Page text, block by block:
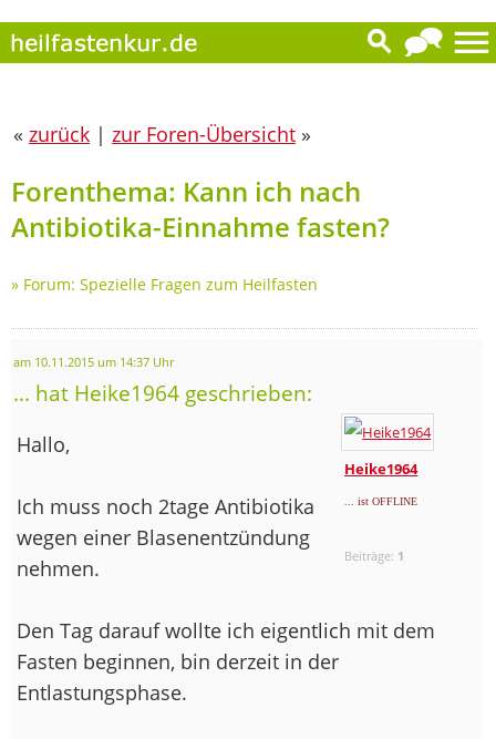
« zurück | zur Foren-Übersicht »
Forenthema: Kann ich nach
Antibiotika-Einnahme fasten?
» Forum: Spezielle Fragen zum Heilfasten
am 10.11.2015 um 14:37 Uhr
... hat Heike1964 geschrieben:
Heike1964
... ist OFFLINE
Beiträge: 1
Hallo,
Ich muss noch 2tage Antibiotika
wegen einer Blasenentzündung
nehmen.
Den Tag darauf wollte ich eigentlich mit dem
Fasten beginnen, bin derzeit in der
Entlastungsphase.